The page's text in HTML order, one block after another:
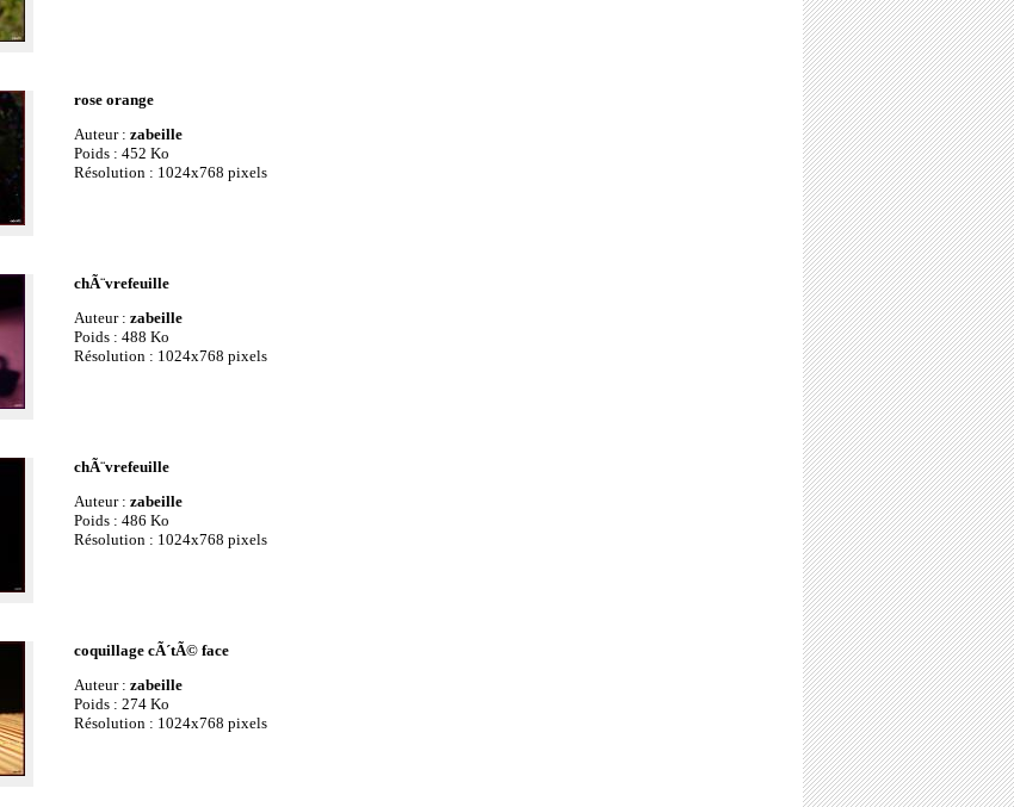
rose orange
Auteur : zabeille
Poids : 452 Ko
Résolution : 1024x768 pixels
chÃ¨vrefeuille
Auteur : zabeille
Poids : 488 Ko
Résolution : 1024x768 pixels
chÃ¨vrefeuille
Auteur : zabeille
Poids : 486 Ko
Résolution : 1024x768 pixels
coquillage cÃ´tÃ© face
Auteur : zabeille
Poids : 274 Ko
Résolution : 1024x768 pixels